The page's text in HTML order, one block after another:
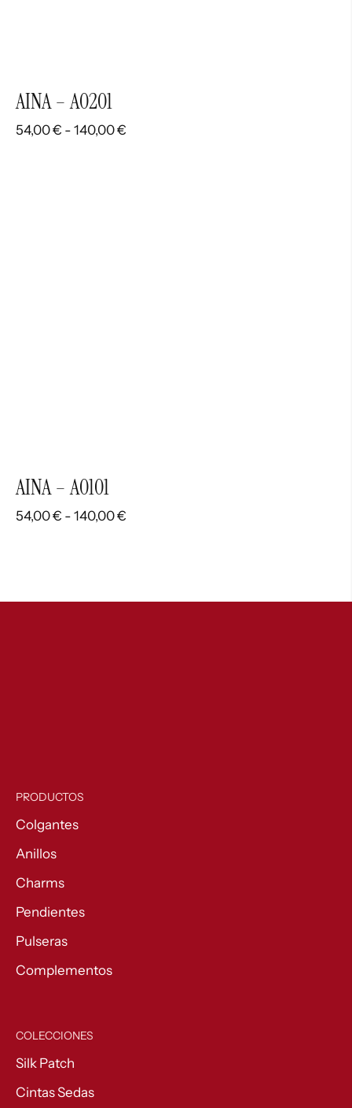
AINA – A0201
54,00€ - 140,00€
AINA – A0101
54,00€ - 140,00€
PRODUCTOS
Colgantes
Anillos
Charms
Pendientes
Pulseras
Complementos
COLECCIONES
Silk Patch
Cintas Sedas